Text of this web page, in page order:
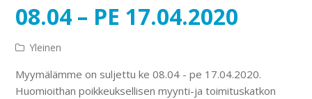
08.04 – PE 17.04.2020
Yleinen
Myymälämme on suljettu ke 08.04 - pe 17.04.2020.
Huomioithan poikkeuksellisen myynti-ja toimituskatkon